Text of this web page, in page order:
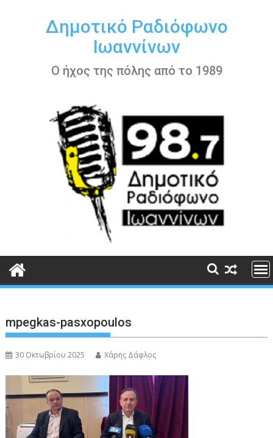
περιεχόμενοΔημοτικό Ραδιόφωνο
Ιωαννίνων
Ο ήχος της πόλης από το 1989
mpegkas-pasxopoulos
30 Οκτωβρίου 2025 Χάρης Δάφλος